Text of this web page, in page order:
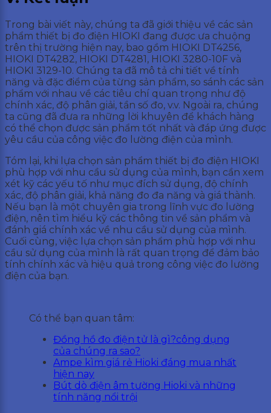
Trong bài viết này, chúng ta đã giới thiệu về các sản
phẩm thiết bị đo điện HIOKI đang được ưa chuộng
trên thị trường hiện nay, bao gồm HIOKI DT4256,
HIOKI DT4282, HIOKI DT4281, HIOKI 3280-10F và
HIOKI 3129-10. Chúng ta đã mô tả chi tiết về tính
năng và đặc điểm của từng sản phẩm, so sánh các sản
phẩm với nhau về các tiêu chí quan trọng như độ
chính xác, độ phân giải, tần số đo, v.v. Ngoài ra, chúng
ta cũng đã đưa ra những lời khuyên để khách hàng
có thể chọn được sản phẩm tốt nhất và đáp ứng được
yêu cầu của công việc đo lường điện của mình.
Tóm lại, khi lựa chọn sản phẩm thiết bị đo điện HIOKI
phù hợp với nhu cầu sử dụng của mình, bạn cần xem
xét kỹ các yếu tố như mục đích sử dụng, độ chính
xác, độ phân giải, khả năng đo đa năng và giá thành.
Nếu bạn là một chuyên gia trong lĩnh vực đo lường
điện, nên tìm hiểu kỹ các thông tin về sản phẩm và
đánh giá chính xác về nhu cầu sử dụng của mình.
Cuối cùng, việc lựa chọn sản phẩm phù hợp với nhu
cầu sử dụng của mình là rất quan trọng để đảm bảo
tính chính xác và hiệu quả trong công việc đo lường
điện của bạn.
Có thể bạn quan tâm:
Đồng hồ đo điện tử là gì?công dụng
của chúng ra sao?
Ampe kìm giá rẻ Hioki đáng mua nhất
hiện nay
Bút dò điện âm tường Hioki và những
tính năng nổi trội